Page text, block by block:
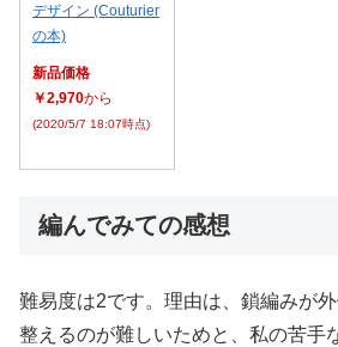
デザイン (Couturier
の本)
新品価格
￥2,970から
(2020/5/7 18:07時点)
編んでみての感想
難易度は2です。理由は、鎖編みが
整えるのが難しいためと、私の苦手